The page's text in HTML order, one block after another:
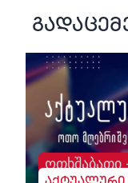
ოთხშაბათი